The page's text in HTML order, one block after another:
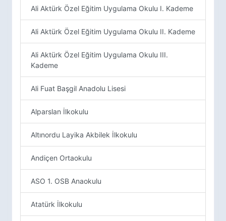
Ali Aktürk Özel Eğitim Uygulama Okulu I. Kademe
Ali Aktürk Özel Eğitim Uygulama Okulu II. Kademe
Ali Aktürk Özel Eğitim Uygulama Okulu III.
Kademe
Ali Fuat Başgil Anadolu Lisesi
Alparslan İlkokulu
Altınordu Layika Akbilek İlkokulu
Andiçen Ortaokulu
ASO 1. OSB Anaokulu
Atatürk İlkokulu